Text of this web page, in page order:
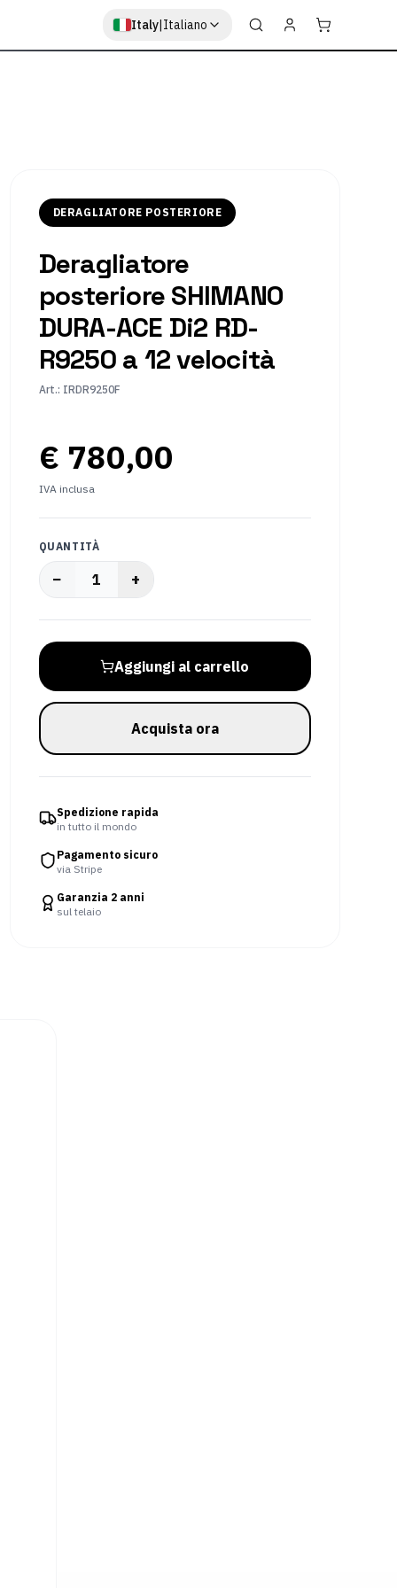
Italy|Italiano
DERAGLIATORE POSTERIORE
Deragliatore
posteriore SHIMANO
DURA-ACE Di2 RD-
R9250 a 12 velocità
Art.: IRDR9250F
€ 780,00
IVA inclusa
QUANTITÀ
− 1 +
Aggiungi al carrello
Acquista ora
Spedizione rapida
in tutto il mondo
Pagamento sicuro
via Stripe
Garanzia 2 anni
sul telaio